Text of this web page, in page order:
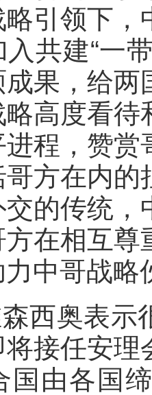
引领下
共建“一
果，给
高度看
程，赞
方在内
的传统
在相互
中哥战略
西奥表示
接任安
国由各国